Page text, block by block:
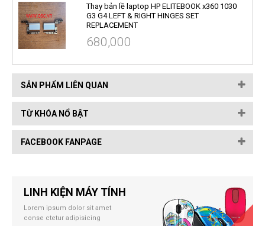
Thay bản lề laptop HP ELITEBOOK x360 1030
G3 G4 LEFT & RIGHT HINGES SET
REPLACEMENT
680,000
SẢN PHẨM LIÊN QUAN
TỪ KHÓA NỔ BẬT
FACEBOOK FANPAGE
LINH KIỆN MÁY TÍNH
Lorem ipsum dolor sit amet
conse ctetur adipisicing